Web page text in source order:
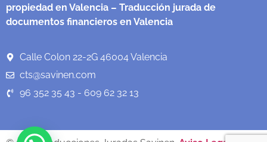
propiedad en Valencia – Traducción jurada de
documentos financieros en Valencia
Calle Colon 22-2G 46004 Valencia
cts@savinen.com
96 352 35 43 - 609 62 32 13